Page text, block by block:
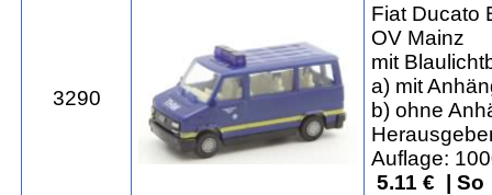
3290
Fiat Ducato
OV Mainz
mit
a) mit
b) ohne
Auflage:
5.11 € | So